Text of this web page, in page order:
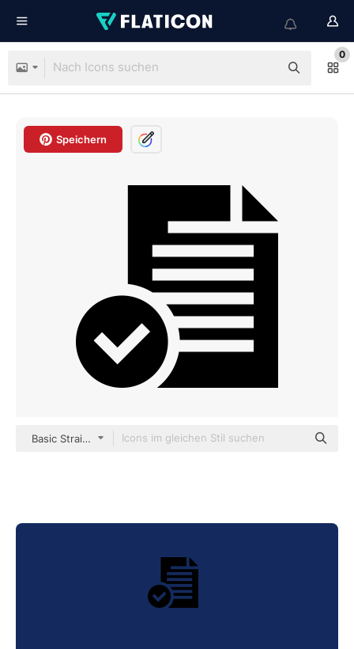
0
Speichern
Basic Straight Filled